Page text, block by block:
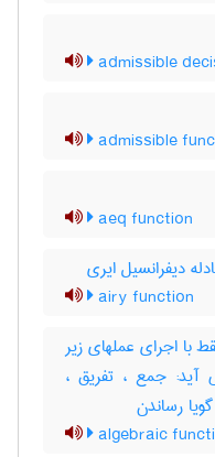
admissible
admissible
aeq function
دیفرانسیل ایری
airy function
با اجرای عملهای زیر
جمع ، تفریق ،
رساندن
algebraic